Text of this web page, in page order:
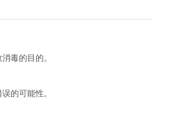
毒的目的。
的可能性。